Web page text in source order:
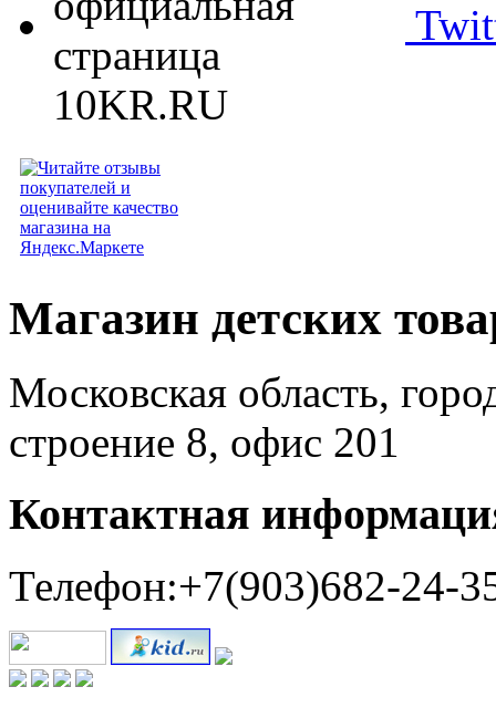
Магазин детских
Московская область,
строение 8, офис 201
Контактная
Телефон:+7(903)682-24-